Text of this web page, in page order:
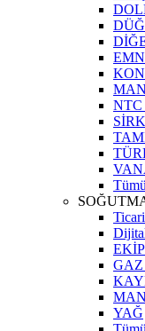
NTC
GAZ
YAĞ